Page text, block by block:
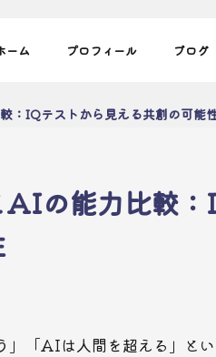
ーム プロフィール ブログ
：IQテストから見える共創の可能
AIの能力比較
」「AIは人間を超える」と